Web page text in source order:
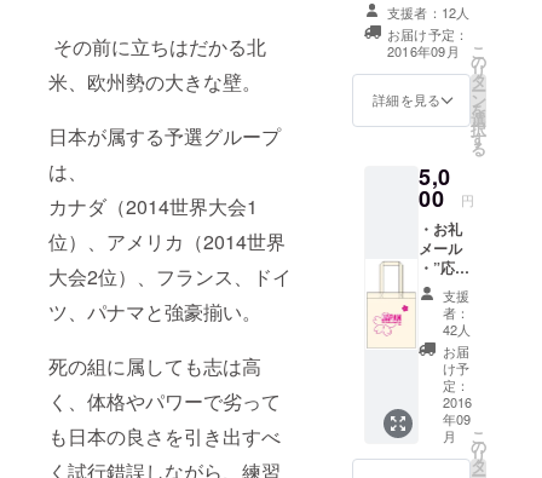
その前に立ちはだかる北
米、欧州勢の大きな壁。
日本が属する予選グループ
は、
カナダ（2014世界大会1
位）、アメリカ（2014世界
大会2位）、フランス、ドイ
ツ、パナマと強豪揃い。
死の組に属しても志は高
く、体格やパワーで劣って
も日本の良さを引き出すべ
く試行錯誤しながら、練習
支援者：12人
お届け予定：
2016年09月
詳細を見る
こ
の
リ
タ
ー
ン
を
選
択
す
る
5,0
00 円
・お礼
メール
・”応援
ありが
と
う”メー
ル ・オ
リジナ
ルトー
トバッ
ク （※
色・デ
ザイン
支援
者：
42人
お届
け予
定：
2016
年09
月
こ
の
リ
タ